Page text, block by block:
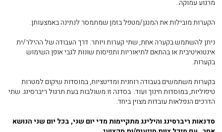
מרגוע עמוקה .
הקערות מובילות את המנגן/מטפל בזמן שמתמסר לנתינה באמצעותן.
ניתן להשתמש בקערה אחת, שתי קערות ויותר. דרך העבודה של ההילר/ית
אינטואיטיבית או בהתאם לתיאוריות ותפיסות שונות לגבי אופן השימוש
בקערות.
בקערות משתמשים בעבודה רוחנית ומדיטציות, במוסדות שיקום למטרות
טיפוליות, במוסדות חינוך ועוד. בסדנה זו משולבות בעת תרגול ריברסינג. שתי
הדרכים הנפלאות עובדות מצוין ביחד.
סדנאות ריברסינג והילינג מתקיימות מדי יום שני, בכל יום שני הנושא